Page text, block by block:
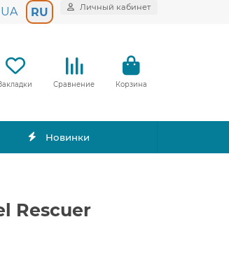
UA RU Личный кабинет
Сравнение Корзина
Новинки
Rescuer